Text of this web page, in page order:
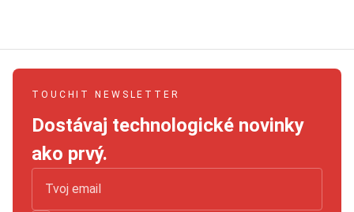
TOUCHIT NEWSLETTER
Dostávaj technologické novinky
ako prvý.